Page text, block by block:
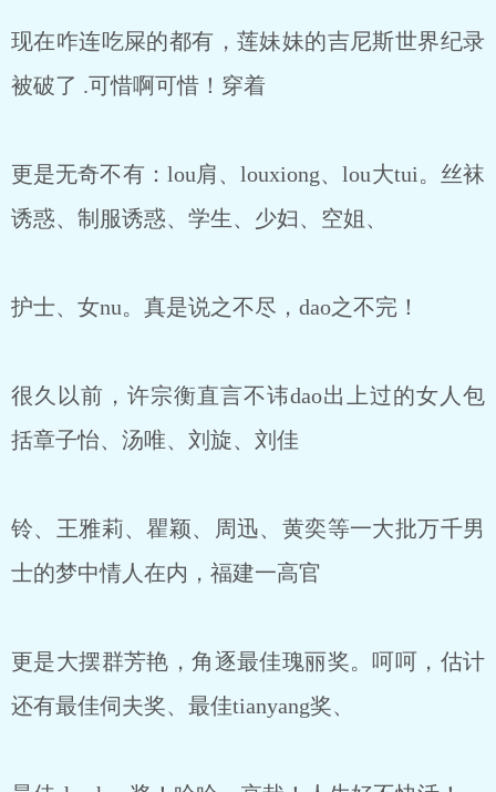
现在咋连吃屎的都有，莲妹妹的吉尼斯世界纪录
被破了 .可惜啊可惜！穿着
更是无奇不有：lou肩、louxiong、lou大tui。丝袜
诱惑、制服诱惑、学生、少妇、空姐、
护士、女nu。真是说之不尽，dao之不完！
很久以前，许宗衡直言不讳dao出上过的女人包
括章子怡、汤唯、刘旋、刘佳
铃、王雅莉、瞿颖、周迅、黄奕等一大批万千男
士的梦中情人在内，福建一高官
更是大摆群芳艳，角逐最佳瑰丽奖。呵呵，估计
还有最佳伺夫奖、最佳tianyang奖、